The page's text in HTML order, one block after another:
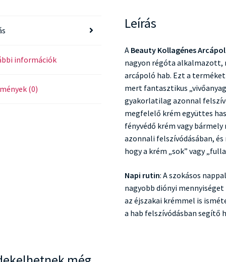
információk
(0)
Leírás
A Beauty Kollagénes
nagyon régóta alkalmazott,
arcápoló hab. Ezt a
mert fantasztikus
gyakorlatilag azonnal
megfelelő krém együttes
fényvédő krém vagy
azonnali felszívódásában,
hogy a krém „sok” vagy
Napi rutin: A szokásos
nagyobb diónyi
az éjszakai krémmel is
a hab felszívódásban segítő